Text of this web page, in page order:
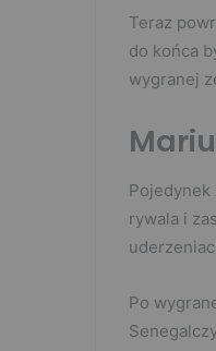
Teraz
do końca
wygranej
Pojedynek
rywala i
Po